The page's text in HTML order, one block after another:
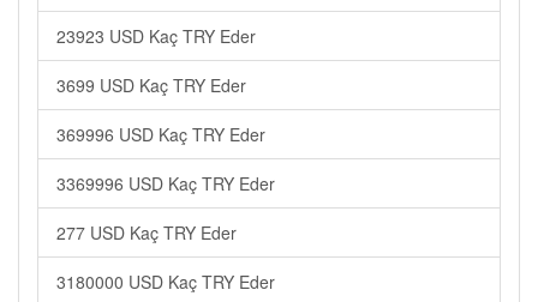
23923 USD Kaç TRY Eder
3699 USD Kaç TRY Eder
369996 USD Kaç TRY Eder
3369996 USD Kaç TRY Eder
277 USD Kaç TRY Eder
3180000 USD Kaç TRY Eder